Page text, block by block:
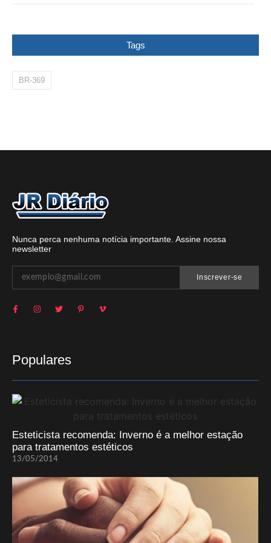
Tags
BR-369
Nunca perca nenhuma notícia importante. Assine nossa
newsletter
Inscrever-se
Populares
Esteticista recomenda: Inverno é a melhor estação
para tratamentos estéticos
13/05/2014